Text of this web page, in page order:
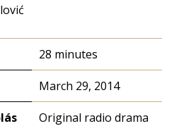
28 minutes
March 29, 2014
Original radio drama